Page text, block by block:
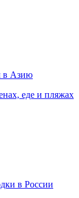
в Азию
еде и пляжах
в России